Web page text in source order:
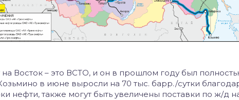
Восток – это ВСТО, и он в прошлом году был
в июне выросли на 70 тыс. барр./сутки
нефти, также могут быть увеличены поставки по ж/д